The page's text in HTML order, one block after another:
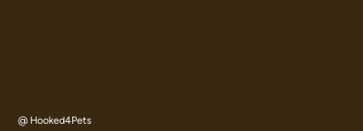
@ Hooked4Pets